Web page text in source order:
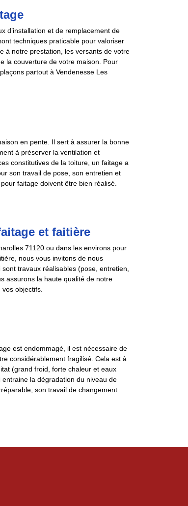
d’installation et de remplacement de
techniques praticable pour valoriser
à notre prestation, les versants de votre
la couverture de votre maison. Pour
partout à Vendenesse Les
en pente. Il sert à assurer la bonne
à préserver la ventilation et
constitutives de la toiture, un faitage a
son travail de pose, son entretien et
faitage doivent être bien réalisé.
et faitière
71120 ou dans les environs pour
nous vous invitons de nous
travaux réalisables (pose, entretien,
assurons la haute qualité de notre
objectifs.
est endommagé, il est nécessaire de
considérablement fragilisé. Cela est à
(grand froid, forte chaleur et eaux
la dégradation du niveau de
son travail de changement